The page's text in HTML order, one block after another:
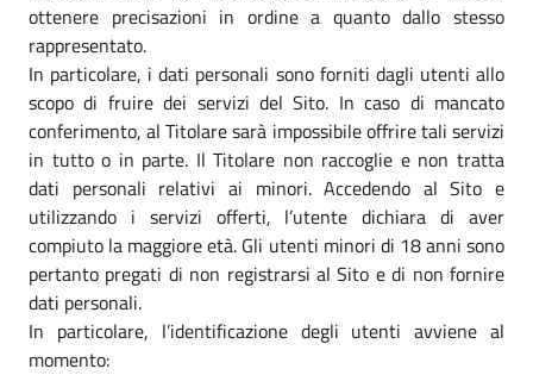
ottenere precisazioni in ordine a quanto dallo stesso
rappresentato.
In particolare, i dati personali sono forniti dagli utenti allo
scopo di fruire dei servizi del Sito. In caso di mancato
conferimento, al Titolare sarà impossibile offrire tali servizi
in tutto o in parte. Il Titolare non raccoglie e non tratta
dati personali relativi ai minori. Accedendo al Sito e
utilizzando i servizi offerti, l’utente dichiara di aver
compiuto la maggiore età. Gli utenti minori di 18 anni sono
pertanto pregati di non registrarsi al Sito e di non fornire
dati personali.
In particolare, l’identificazione degli utenti avviene al
momento: